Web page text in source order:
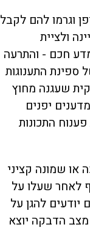
וגרמו להם לקבל
ולציית
חכם - והתרעה
התענוגות
שעגנה מחוץ
יפנים
התכונות
שמונה קציני
לאחר שעלו על
יודעים להגן על
הדבקה יוצא